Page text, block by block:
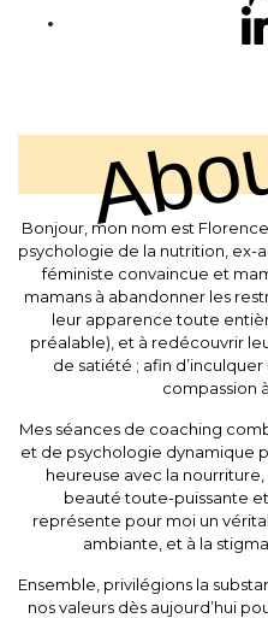
Bonjour, mon nom est
psychologie de la nutrition, ex-
féministe convaincue et
mamans à abandonner les
leur apparence toute
préalable), et à redécouvrir
de satiété ; afin
compassion
Mes séances de coaching
et de psychologie dynamique
heureuse avec la
beauté toute-puissante
représente pour moi un
ambiante, et à la
Ensemble, privilégions la
nos valeurs dès aujourd’hui